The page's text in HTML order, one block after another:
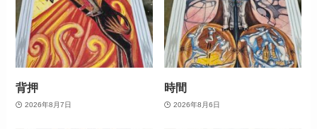
背押
2026年8月7日
時間
2026年8月6日